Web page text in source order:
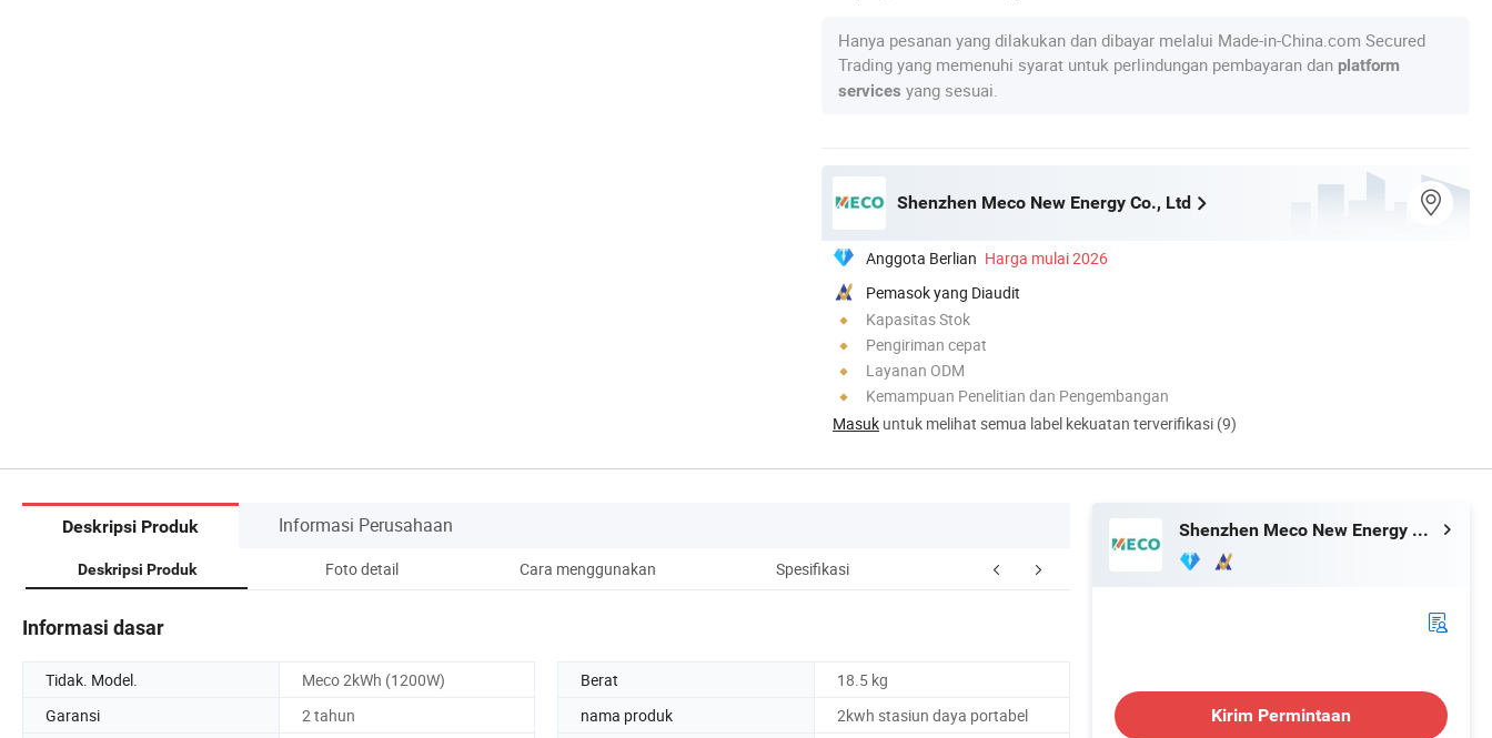
Hanya pesanan yang dilakukan dan dibayar melalui Made-in-China.com Secured
Trading yang memenuhi syarat untuk perlindungan pembayaran dan platform
services yang sesuai.
Shenzhen Meco New Energy Co., Ltd
Anggota Berlian Harga mulai 2026
Pemasok yang Diaudit
Kapasitas Stok
Pengiriman cepat
Layanan ODM
Kemampuan Penelitian dan Pengembangan
Masuk untuk melihat semua label kekuatan terverifikasi (9)
Deskripsi Produk Informasi Perusahaan
Deskripsi Produk Foto detail Cara menggunakan Spesifikasi FAQ
Informasi dasar
Tidak. Model. Meco 2kWh (1200W) Berat
18.5 kg
Garansi
2 tahun nama produk 2kwh stasiun daya portabel
Shenzhen Meco New Energy Co., Ltd
Kirim Permintaan